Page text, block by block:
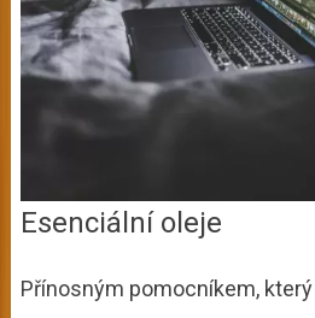
Esenciální oleje
Přínosným pomocníkem,